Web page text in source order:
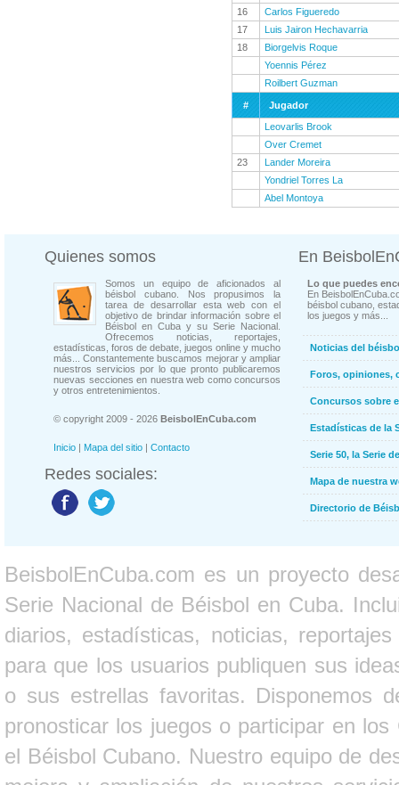
16
Carlos Figueredo
17
Luis Jairon Hechavarria
18
Biorgelvis Roque
Yoennis Pérez
Roilbert Guzman
#
Jugador
Leovarlis Brook
Over Cremet
23
Lander Moreira
Yondriel Torres La
Abel Montoya
Quienes somos
Somos un equipo de aficionados al
béisbol cubano. Nos propusimos la
tarea de desarrollar esta web con el
objetivo de brindar información sobre el
Béisbol en Cuba y su Serie Nacional.
Ofrecemos noticias, reportajes,
estadísticas, foros de debate, juegos online y mucho
más... Constantemente buscamos mejorar y ampliar
nuestros servicios por lo que pronto publicaremos
nuevas secciones en nuestra web como concursos
y otros entretenimientos.
© copyright 2009 - 2026 BeisbolEnCuba.com
Inicio | Mapa del sitio | Contacto
Redes sociales:
En
Lo que puedes
En
béisbol cubano,
los juegos y más...
Noticias del
Foros, opiniones,
Concursos sobre
Estadísticas de la
Serie 50, la Serie
Mapa de nuestra
Directorio de
BeisbolEnCuba.com es un proyecto
Serie Nacional de Béisbol en Cuba.
diarios, estadísticas, noticias,
para que los usuarios publiquen sus
o sus estrellas favoritas. Disponemos
pronosticar los juegos o participar en
el Béisbol Cubano. Nuestro equipo de